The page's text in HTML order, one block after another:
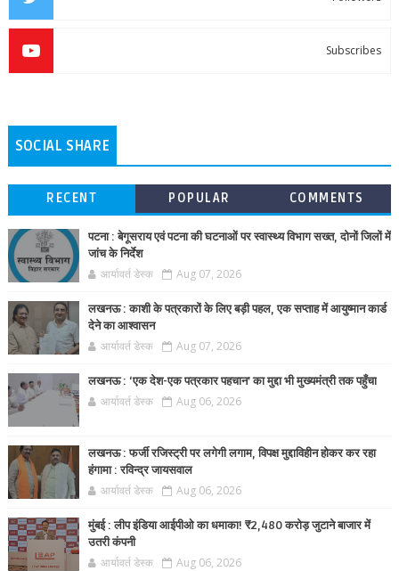
Subscribes
SOCIAL SHARE
RECENT POPULAR COMMENTS
पटना : बेगूसराय एवं पटना की घटनाओं पर स्वास्थ्य विभाग सख्त, दोनों जिलों में
जांच के निर्देश
आर्यावर्त डेस्क Aug 07, 2026
लखनऊ : काशी के पत्रकारों के लिए बड़ी पहल, एक सप्ताह में आयुष्मान कार्ड
देने का आश्वासन
आर्यावर्त डेस्क Aug 07, 2026
लखनऊ : ‘एक देश-एक पत्रकार पहचान’ का मुद्दा भी मुख्यमंत्री तक पहुँचा
आर्यावर्त डेस्क Aug 06, 2026
लखनऊ : फर्जी रजिस्ट्री पर लगेगी लगाम, विपक्ष मुद्दाविहीन होकर कर रहा
हंगामा : रविन्द्र जायसवाल
आर्यावर्त डेस्क Aug 06, 2026
मुंबई : लीप इंडिया आईपीओ का धमाका! ₹2,480 करोड़ जुटाने बाजार में
उतरी कंपनी
आर्यावर्त डेस्क Aug 06, 2026